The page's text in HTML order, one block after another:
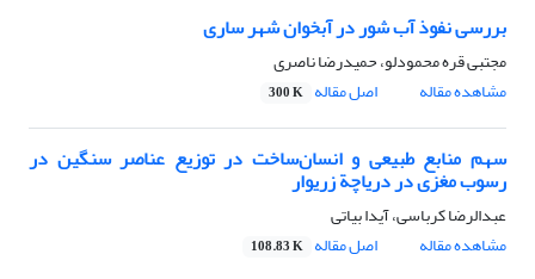
بررسی نفوذ آب شور در آبخوان شهر ساری
مجتبی قره محمودلو، حمیدرضا ناصری
مشاهده مقاله
اصل مقاله 300 K
سهم منابع طبیعی و انسان‌ساخت در توزیع عناصر سنگین در
رسوب مغزی در دریاچة زریوار
عبدالرضا کرباسی، آیدا بیاتی
مشاهده مقاله
اصل مقاله 108.83 K